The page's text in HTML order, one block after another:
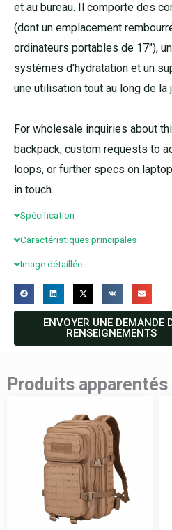
et au bureau. Il comporte des
(dont un emplacement
ordinateurs portables de 17″),
systèmes d'hydratation et un
une utilisation tout au long de la
For wholesale inquiries about
backpack, custom requests to
loops, or further specs on
in touch.
Spécification
Caractéristiques principales
Image détaillée
ENVOYER UNE DEMANDE
RENSEIGNEMENTS
Produits apparentés